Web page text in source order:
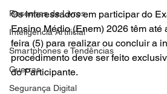
Resenhas de Livros
Inteligência Artificial
Smartphones e Tendências
Guerras
Segurança Digital
Os interessados em participar do
Ensino Médio (Enem) 2026 têm até
feira (5) para realizar ou concluir a
procedimento deve ser feito
do Participante.